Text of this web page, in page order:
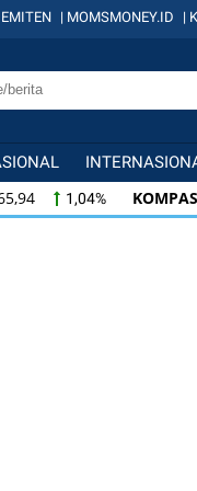
| MOMSMONEY.ID |
1,04%
845 12,09 1,45%